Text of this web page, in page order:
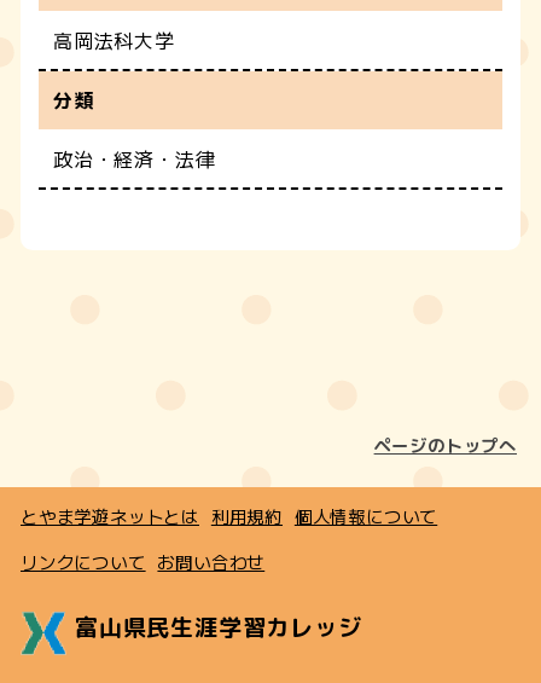
高岡法科大学
分類
政治・経済・法律
ページのトップへ
とやま学遊ネットとは 利用規約 個人情報について
リンクについて お問い合わせ
富山県民生涯学習カレッジ